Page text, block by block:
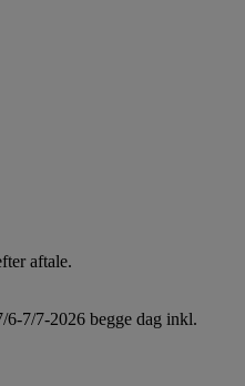
aftale.
7/7-2026 begge dag inkl.